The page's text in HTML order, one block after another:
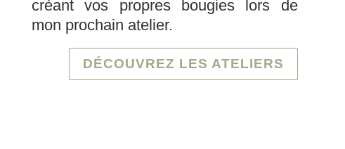
créant vos propres bougies lors de
mon prochain atelier.
DÉCOUVREZ LES ATELIERS